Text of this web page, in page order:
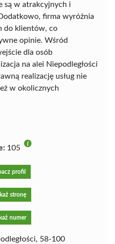
są w atrakcyjnych i
firma wyróżnia
do klientów, co
opinie. Wśród
dla osób
na alei Niepodległości
realizację usług nie
w okolicznych
105
profil
stronę
numer
58-100